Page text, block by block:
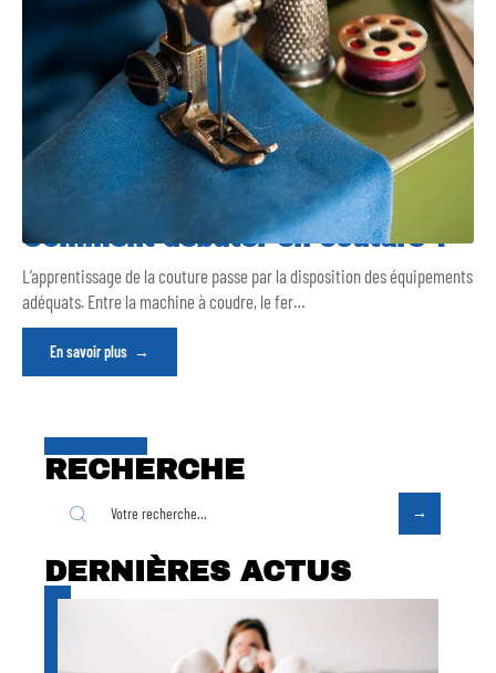
Comment débuter en couture ?
L’apprentissage de la couture passe par la disposition des équipements
adéquats. Entre la machine à coudre, le fer…
En savoir plus
RECHERCHE
DERNIÈRES ACTUS